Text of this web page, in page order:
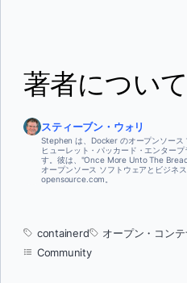
著者について
スティーブン・ウォリ
Stephen は、Docker のオープンソース
ヒューレット・パッカード・エンター
す。彼は、"Once More Unto The
オープンソース ソフトウェアとビジネ
opensource.com。
containerd
オープン・コン
Community